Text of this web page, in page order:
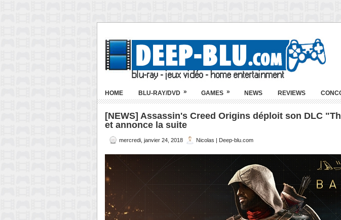
HOME BLU-RAY/DVD » GAMES » NEWS REVIEWS
[NEWS] Assassin's Creed Origins déploit son DLC
et annonce la suite
mercredi, janvier 24, 2018 Nicolas | Deep-blu.com